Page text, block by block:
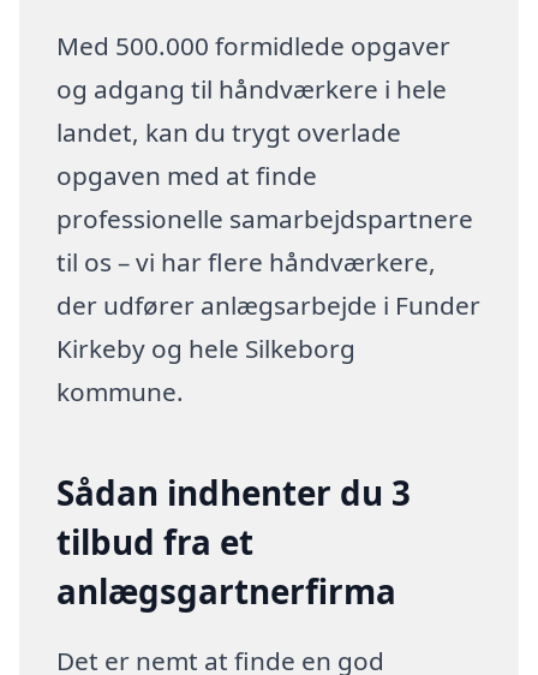
Med 500.000 formidlede opgaver
og adgang til håndværkere i hele
landet, kan du trygt overlade
opgaven med at finde
professionelle samarbejdspartnere
til os – vi har flere håndværkere,
der udfører anlægsarbejde i Funder
Kirkeby og hele Silkeborg
kommune.
Sådan indhenter du 3
tilbud fra et
anlægsgartnerfirma
Det er nemt at finde en god